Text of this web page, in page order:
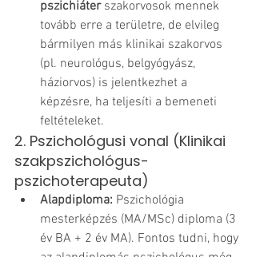
pszichiáter szakorvosok mennek
tovább erre a területre, de elvileg
bármilyen más klinikai szakorvos
(pl. neurológus, belgyógyász,
háziorvos) is jelentkezhet a
képzésre, ha teljesíti a bemeneti
feltételeket.
2. Pszichológusi vonal (Klinikai
szakpszichológus-
pszichoterapeuta)
Alapdiploma: Pszichológia
mesterképzés (MA/MSc) diploma (3
év BA + 2 év MA). Fontos tudni, hogy